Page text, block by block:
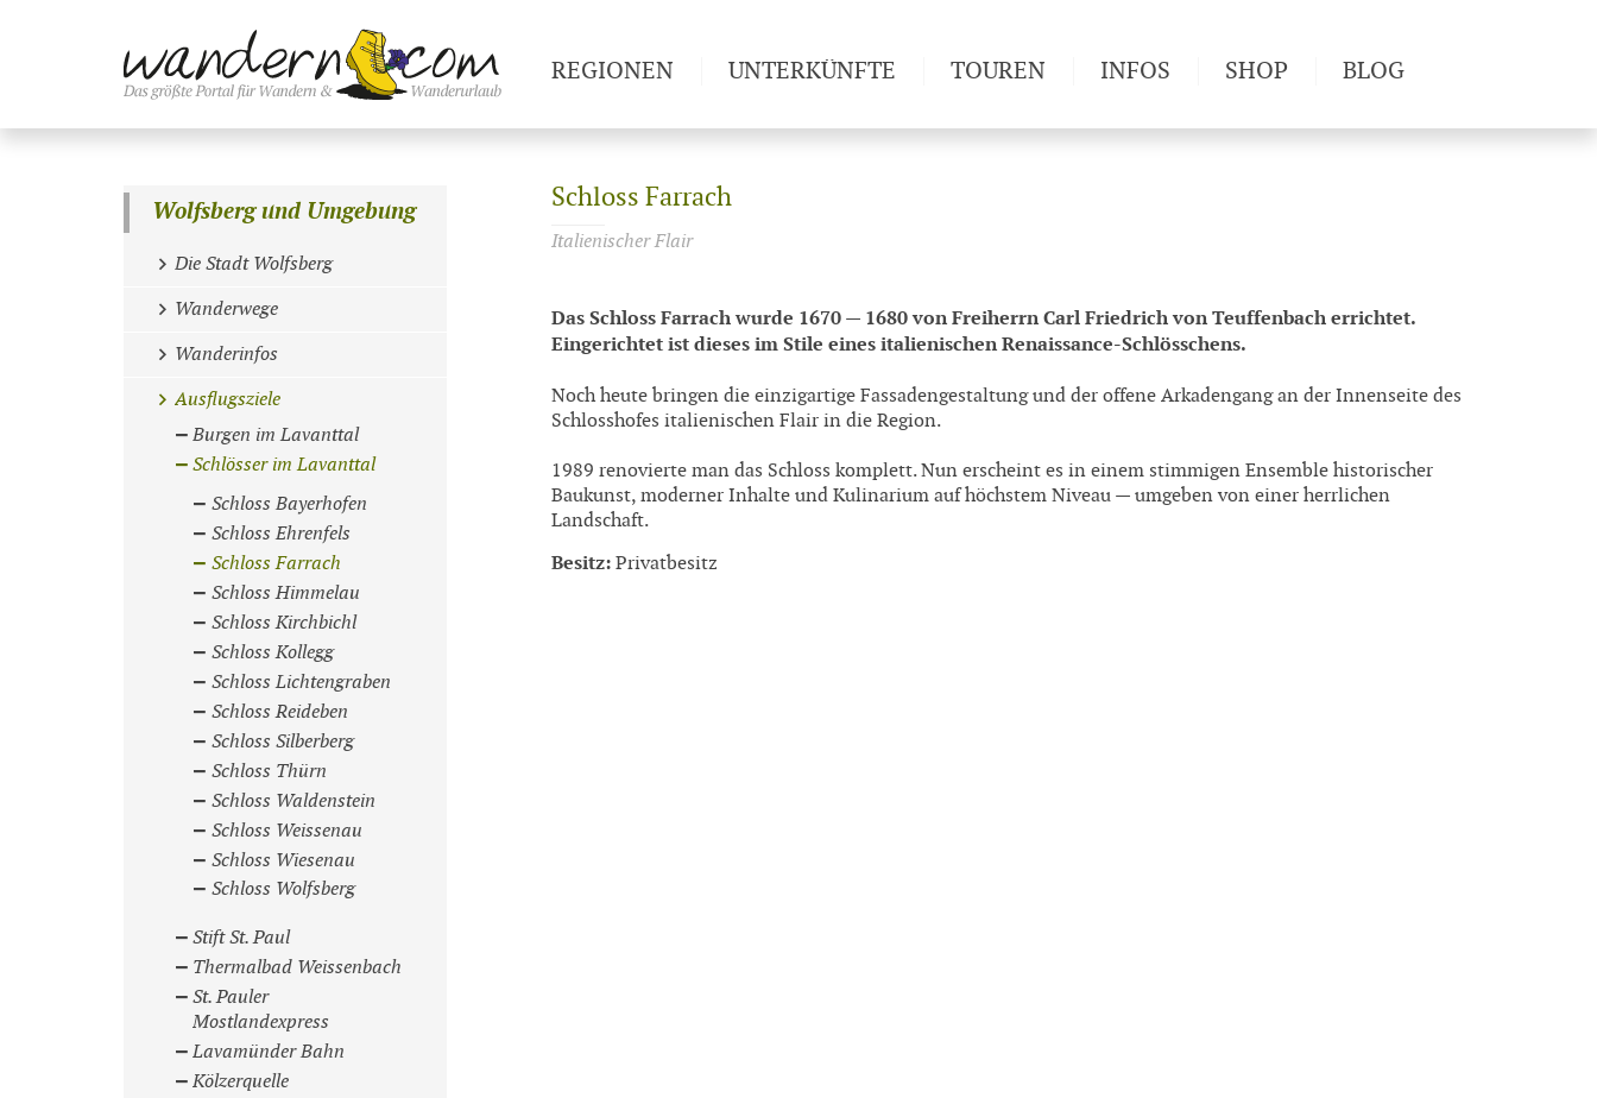
Schloss Farrach
Italienischer Flair
Das Schloss Farrach wurde 1670 — 1680 von Freiherrn Carl Friedrich von Teuffenbach errichtet.
Eingerichtet ist dieses im Stile eines italienischen Renaissance-Schlösschens.
Noch heute bringen die einzigartige Fassadengestaltung und der offene Arkadengang an der Innenseite des
Schlosshofes italienischen Flair in die Region.
1989 renovierte man das Schloss komplett. Nun erscheint es in einem stimmigen Ensemble historischer
Baukunst, moderner Inhalte und Kulinarium auf höchstem Niveau — umgeben von einer herrlichen
Landschaft.
Besitz: Privatbesitz
Wolfsberg und Umgebung
Die Stadt Wolfsberg
Wanderwege
Wanderinfos
Ausflugsziele
Burgen im Lavanttal
Schlösser im Lavanttal
Schloss Bayerhofen
Schloss Ehrenfels
Schloss Farrach
Schloss Himmelau
Schloss Kirchbichl
Schloss Kollegg
Schloss Lichtengraben
Schloss Reideben
Schloss Silberberg
Schloss Thürn
Schloss Waldenstein
Schloss Weissenau
Schloss Wiesenau
Schloss Wolfsberg
Stift St. Paul
Thermalbad Weissenbach
St. Pauler
Mostlandexpress
Lavamünder Bahn
Kölzerquelle
REGIONEN UNTERKÜNFTE TOUREN INFOS
Newsletter
SHOP BLOG